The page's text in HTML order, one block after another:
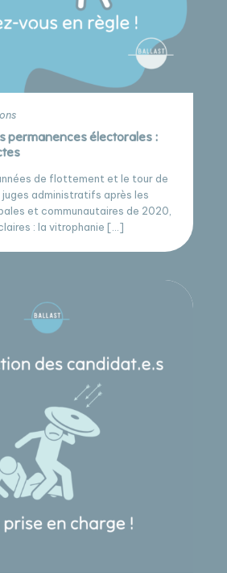
permanences électorales :
de flottement et le tour de
juges administratifs après les
et communautaires de 2020,
: la vitrophanie […]